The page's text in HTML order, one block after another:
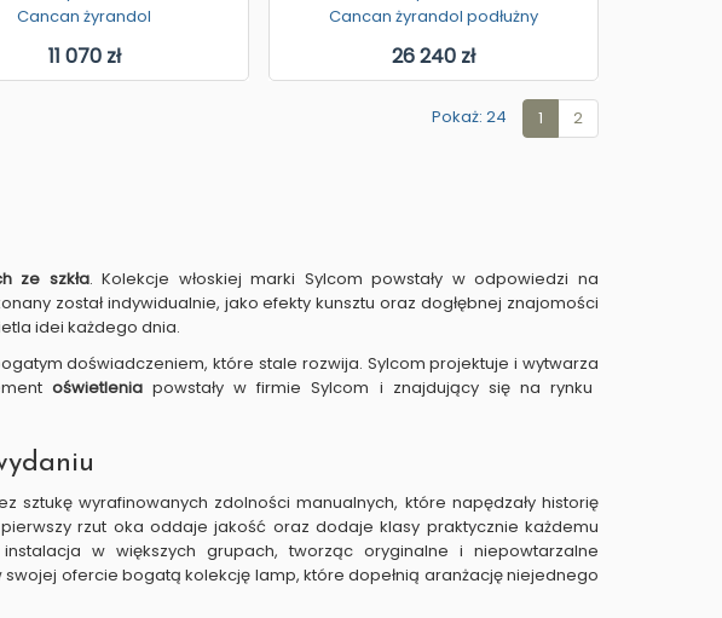
Cancan żyrandol
11 070 zł
Cancan żyrandol podłużny
26 240 zł
Pokaż: 24 1 2
ze szkła.Kolekcje włoskiej marki Sylcom powstały w odpowiedzi na
został indywidualnie, jako efekty kunsztu oraz dogłębnej znajomości
idei każdego dnia.
doświadczeniem, które stale rozwija. Sylcom projektuje i wytwarza
oświetlenia powstały w firmie Sylcom i znajdujący się na rynku
wyrafinowanych zdolności manualnych, które napędzały historię
rzut oka oddaje jakość oraz dodaje klasy praktycznie każdemu
w większych grupach, tworząc oryginalne i niepowtarzalne
ofercie bogatą kolekcję lamp, które dopełnią aranżację niejednego